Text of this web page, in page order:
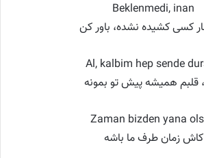
Beklenmedi, inan
کسی کشیده نشده، باور کن
Al, kalbim hep sende
قلبم همیشه پیش تو بمونه
Zaman bizden yana
کاش زمان طرف ما باشه